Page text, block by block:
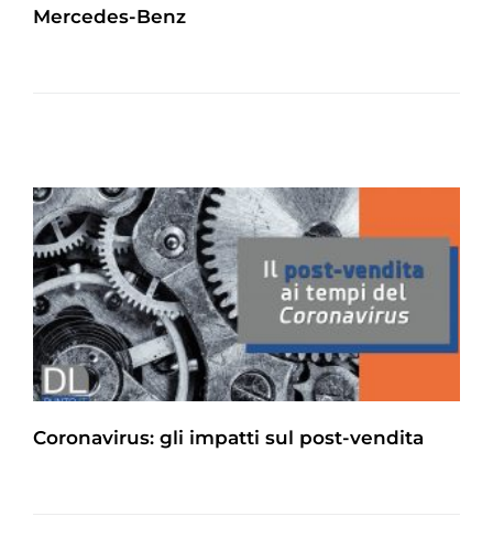
Mercedes-Benz
Coronavirus: gli impatti sul post-vendita